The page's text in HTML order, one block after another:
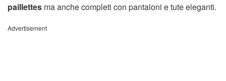
paillettes ma anche completi con pantaloni e tute eleganti.
Advertisement